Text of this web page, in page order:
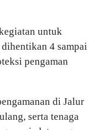
untuk
4 sampai
pengaman
di Jalur
serta tenaga